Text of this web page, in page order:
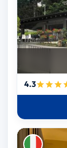
4.3